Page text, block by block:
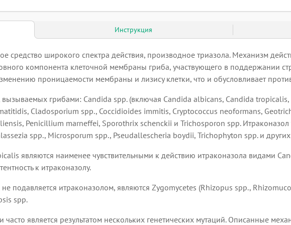
Инструкция
средство широкого спектра действия, производное триазола. Механизм
компонента клеточной мембраны гриба, участвующего в поддержании
проницаемости мембраны и лизису клетки, что и обусловливает
грибами: Candida spp. (включая Candida albicans, Candida
Cladosporium spp., Coccidioides immitis, Cryptococcus neoformans,
Penicillium marneffei, Sporothrix schenckii и Trichosporon spp. Итраконазол
spp., Microsporum spp., Pseudallescheria boydii, Trichophyton spp. и
являются наименее чувствительными к действию итраконазола видами
к итраконазолу.
подавляется итраконазолом, являются Zygomycetes (Rhizopus spp.,
spp.
является результатом нескольких генетических мутаций. Описанные